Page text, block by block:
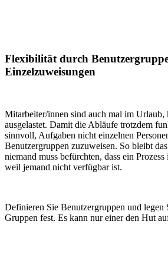
Flexibilität durch
Einzelzuweisungen
Mitarbeiter/innen sind auch mal im
ausgelastet. Damit die Abläufe trotzdem
sinnvoll, Aufgaben nicht einzelnen
Benutzergruppen zuzuweisen. So bleibt
niemand muss befürchten, dass ein
weil jemand nicht verfügbar ist.
Definieren Sie Benutzergruppen und legen
Gruppen fest. Es kann nur einer den Hut